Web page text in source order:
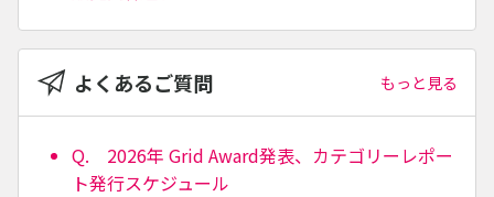
よくあるご質問 もっと見る
Q. 2026年 Grid Award発表、カテゴリーレポー
ト発行スケジュール